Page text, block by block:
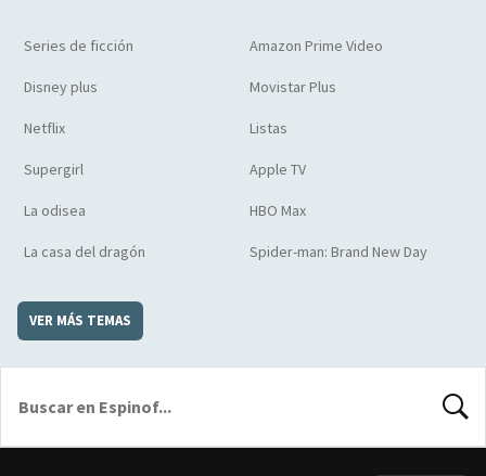
Series de ficción Amazon Prime Video
Disney plus Movistar Plus
Netflix Listas
Supergirl Apple TV
La odisea HBO Max
La casa del dragón Spider-man: Brand New Day
VER MÁS TEMAS